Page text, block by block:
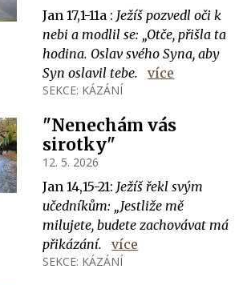
Jan 17,1-11a : Ježíš pozvedl oči k
nebi a modlil se: „Otče, přišla ta
hodina. Oslav svého Syna, aby
Syn oslavil tebe.
více
SEKCE: KÁZÁNÍ
"Nenechám vás
sirotky"
12. 5. 2026
Jan 14,15-21: Ježíš řekl svým
učedníkům: „Jestliže mě
milujete, budete zachovávat má
přikázání.
více
SEKCE: KÁZÁNÍ